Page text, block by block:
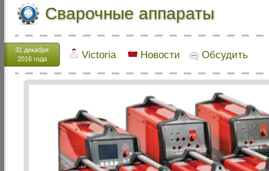
Сварочные аппараты
31 декабря
2016 года
Victoria Новости Обсудить